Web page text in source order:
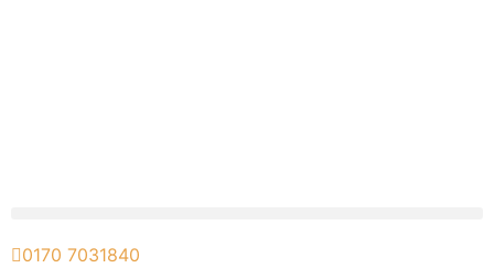
0170 7031840